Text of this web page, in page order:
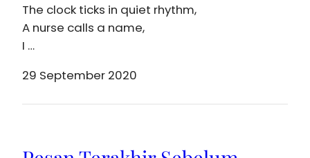
The clock ticks in quiet rhythm,
A nurse calls a name,
I …
29 September 2020